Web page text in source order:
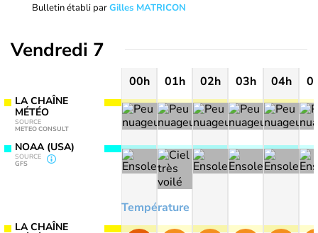
Bulletin établi parGilles MATRICON
Vendredi 7
LA CHAÎNE
MÉTÉO
SOURCE
METEO CONSULT
NOAA (USA)
SOURCE
GFS
LA CHAÎNE
00h 01h 02h 03h 04h
Température